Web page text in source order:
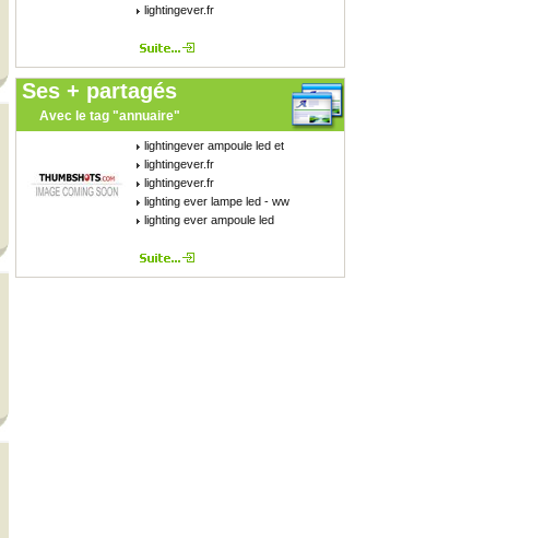
lightingever.fr
Ses + partagés
Avec le tag "annuaire"
lightingever ampoule led et
lightingever.fr
lightingever.fr
lighting ever lampe led - ww
lighting ever ampoule led